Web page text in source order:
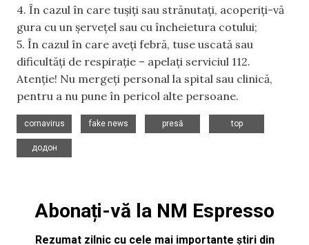
4. În cazul în care tușiți sau strănutați, acoperiți-vă
gura cu un șervețel sau cu încheietura cotului;
5. În cazul în care aveți febră, tuse uscată sau
dificultăți de respirație – apelați serviciul 112.
Atenție! Nu mergeți personal la spital sau clinică,
pentru a nu pune în pericol alte persoane.
cornavirus
fake news
presă
top
додон
Abonați-vă la NM Espresso
Rezumat zilnic cu cele mai importante știri din